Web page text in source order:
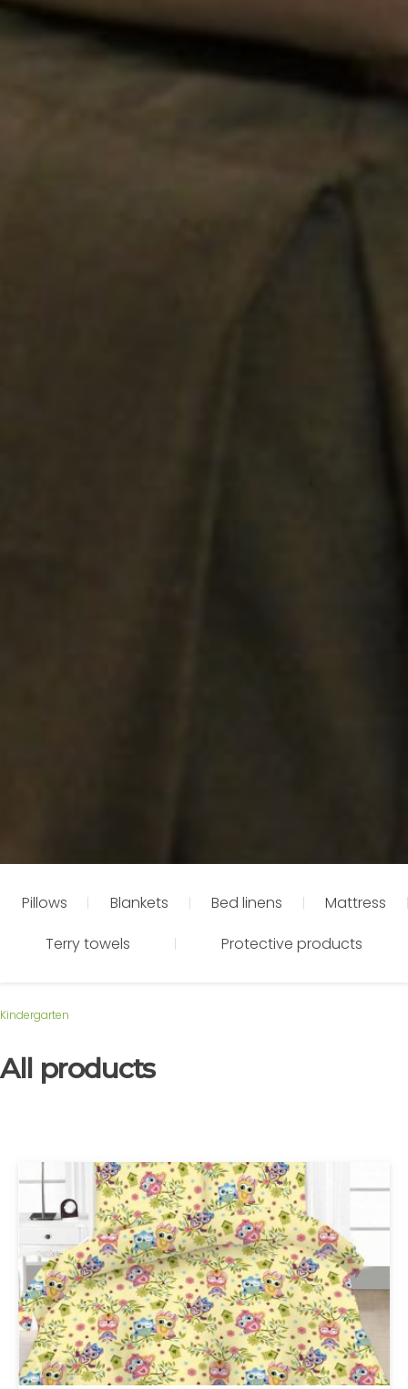
Pillows Blankets Bed linens
Mattress
Terry towels
Protective products
Kindergarten
All products